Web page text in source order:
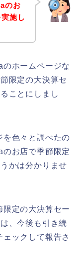
のお
施し
ホームページな
限定の大決算セ
ことにしまし
色々と調べたの
お店で季節限定
かは分かりませ
定の大決算セー
、今後も引き続
ックして報告さ